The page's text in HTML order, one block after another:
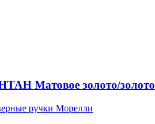
Матовое золото/золото
ручки Морелли